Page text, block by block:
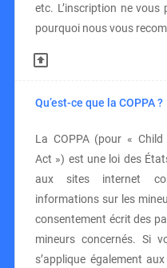
etc. L’inscription ne vous
pourquoi nous vous
Qu’est-ce que la COPPA ?
La COPPA (pour «
Act ») est une loi des
aux sites internet
informations sur les
consentement écrit des
mineurs concernés. Si
s’applique également